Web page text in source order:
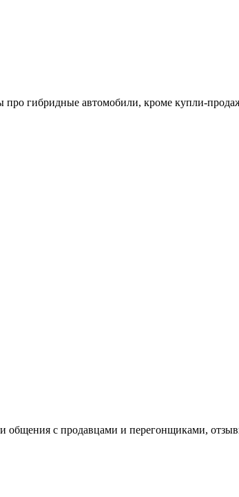
про гибридные автомобили, кроме купли-
общения с продавцами и перегонщиками,